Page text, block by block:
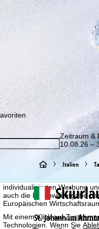
Cookie-Hinweis
Für ein optimales
auch mit unseren Partnern
individualisierten Werbung
auch die Datenweitergabe
Europäischen
Mit einem Klick auf
Technologien. Wenn Sie
erfahren Sie als Erster von
Zeitraum &
10.08.26 –
S
t
a
r
Italien
St. Johann im